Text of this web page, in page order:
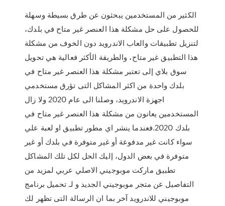
الكثير من المستخدمين يبحثون عن طرق بسيطة وسهلة
للحصول على حل مشكلة هذا العنصر غير متاح في بلدك،
لتنزيل تطبيقات والعاب الاندرويد دون الخوف من مشكلة
هذا التطبيق غير متاح، والطريقة الأكثر فعالية هي تحويل
سوق بلاي إلى تعتبر مشكلة هذا العنصر غير متاح في
بلدك واحدة من اكثر المشاكل التى تؤرق مستخدمي
اجهزة الاندرويد، وصلنا الى عام 2020 ولا زال
المستخدمين يعانون من مشكلة هذا العنصر غير متاح في
بلدك 2020.فعندما ينشر اي مطور تطبيق او لعبة علي
سواء كانت غير مدفوعة أو غير متوفرة في بلدك أو غير
متوفرة في بعض الدول، إليك الحل لكل تلك المشاكل
تطبيق ماركت موبوجيني الاصلي عربي لمزيد من
التفاصيل عن متجر موبوجيني الجديد و لـ تحميل برنامج
موبوجيني للاندرويد آخر بما ان الرسالة التى تظهر لك